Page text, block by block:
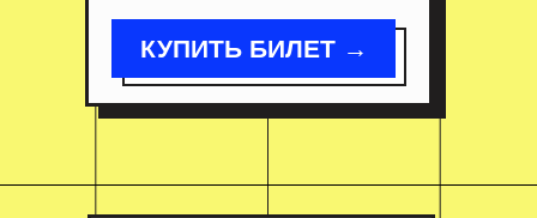
КУПИТЬ БИЛЕТ →